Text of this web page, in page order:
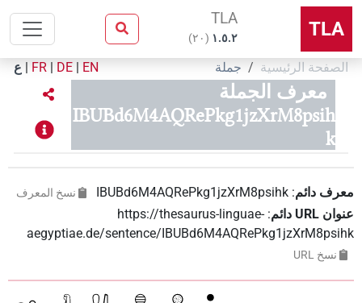
TLA
TLA
۱.٥.٢ (٢٠)
الصفحة الرئيسية جملة EN
|
DE
|
FR
| ع
معرف الجملة
IBUBd6M4AQRePkg1jzXrM8psih
k
معرف دائم:
IBUBd6M4AQRePkg1jzXrM8psihk نسخ المعرف
عنوان‏ ‏URL‏ دائم :
https://thesaurus-linguae-
aegyptiae.de/sentence/IBUBd6M4AQRePkg1jzXrM8psihk
نسخ‏ ‏URL